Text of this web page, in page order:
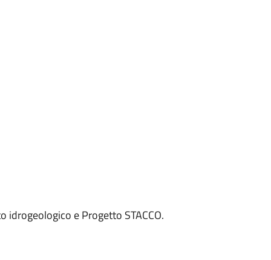
e Progetto STACCO.